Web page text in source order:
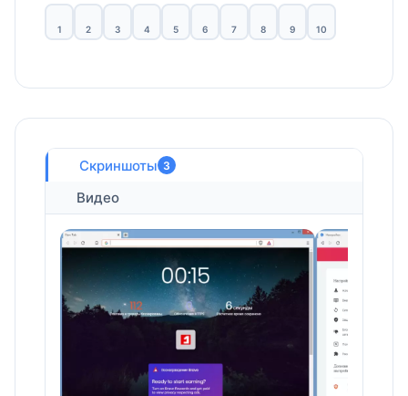
1 2 3 4 5 6 7 8 9 10
Скриншоты 3
Видео